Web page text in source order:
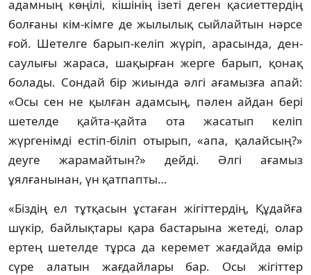
адамның көңілі, кішінің ізеті деген қасиеттердің
болғаны кім-кімге де жылылық сыйлайтын нәрсе
ғой. Шетелге барып-келіп жүріп, арасында, ден­
сау­лығы жараса, шақырған жерге барып, қонақ
болады. Сондай бір жиында әлгі аға­мызға апай:
«Осы сен не қылған адамсың, пәлен айдан бері
шетелде қайта-қайта ота жа­сатып келіп
жүргенімді естіп-біліп оты­рып, «апа, қалайсың?»
деуге жарамайтын?» дейді. Әлгі ағамыз
ұялғанынан, үн қатпапты…
«Біздің ел тұтқасын ұстаған жігіттердің, Құ­дайға
шүкір, байлықтары қара бастарына же­теді, олар
ертең шетелде тұрса да керемет жағдайда өмір
сүре алатын жағдайлары бар. Осы жігіттер